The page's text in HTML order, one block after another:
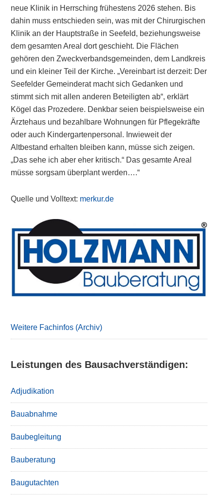
neue Klinik in Herrsching frühestens 2026 stehen. Bis
dahin muss entschieden sein, was mit der Chirurgischen
Klinik an der Hauptstraße in Seefeld, beziehungsweise
dem gesamten Areal dort geschieht. Die Flächen
gehören den Zweckverbandsgemeinden, dem Landkreis
und ein kleiner Teil der Kirche. „Vereinbart ist derzeit: Der
Seefelder Gemeinderat macht sich Gedanken und
stimmt sich mit allen anderen Beteiligten ab“, erklärt
Kögel das Prozedere. Denkbar seien beispielsweise ein
Ärztehaus und bezahlbare Wohnungen für Pflegekräfte
oder auch Kindergartenpersonal. Inwieweit der
Altbestand erhalten bleiben kann, müsse sich zeigen.
„Das sehe ich aber eher kritisch.“ Das gesamte Areal
müsse sorgsam überplant werden….“
Quelle und Volltext: merkur.de
Primary
Sidebar
Weitere Fachinfos (Archiv)
Leistungen des Bausachverständigen:
Adjudikation
Bauabnahme
Baubegleitung
Bauberatung
Baugutachten